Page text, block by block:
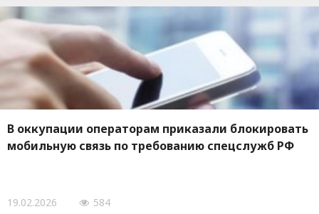
В оккупации операторам приказали блокировать
мобильную связь по требованию спецслужб РФ
19.02.2026 584